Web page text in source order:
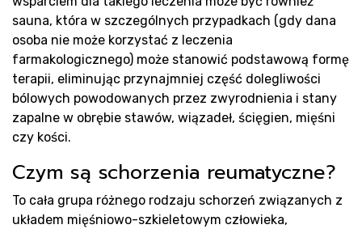
sauna, która w szczególnych przypadkach (gdy dana
osoba nie może korzystać z leczenia
farmakologicznego) może stanowić podstawową formę
terapii, eliminując przynajmniej część dolegliwości
bólowych powodowanych przez zwyrodnienia i stany
zapalne w obrębie stawów, wiązadeł, ścięgien, mięśni
czy kości.
Czym są schorzenia reumatyczne?
To cała grupa różnego rodzaju schorzeń związanych z
układem mięśniowo-szkieletowym człowieka,